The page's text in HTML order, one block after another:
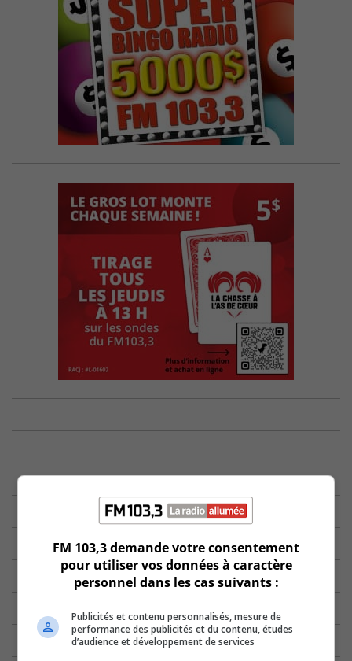
FM 103,3 demande votre consentement
pour utiliser vos données à caractère
personnel dans les cas suivants :
Publicités et contenu personnalisés, mesure de
performance des publicités et du contenu, études
d’audience et développement de services